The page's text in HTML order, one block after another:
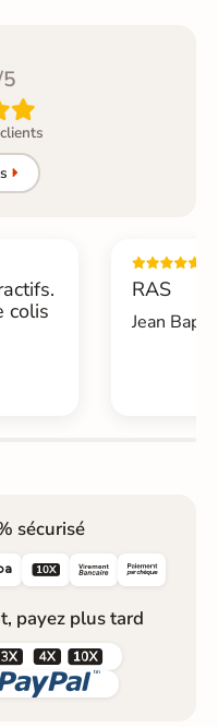
colis
RAS
Jean
sécurisé

payez plus tard
